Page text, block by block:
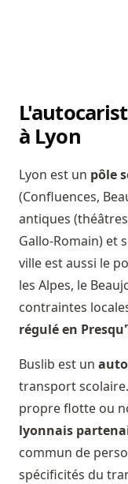
à Lyon
Lyon est un pôle
(Confluences,
antiques
Gallo-Romain) et
ville est aussi le
les Alpes, le
contraintes
régulé en
Buslib est un
transport
propre flotte ou
lyonnais
commun de
spécificités du